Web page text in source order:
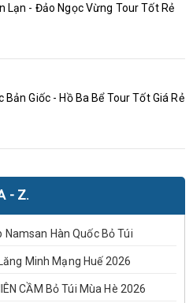
Lạn - Đảo Ngọc Vừng Tour Tốt Rẻ
Bản Giốc - Hồ Ba Bể Tour Tốt Giá Rẻ
- Z.
Namsan Hàn Quốc Bỏ Túi
Minh Mạng Huế 2026
CẦM Bỏ Túi Mùa Hè 2026